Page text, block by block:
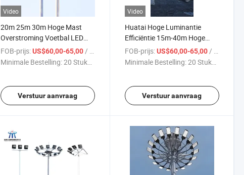
Video
20m 25m 30m Hoge Mast
Overstroming Voetbal LED
Stadion Verlichting Polen
FOB-prijs: US$60,00-65,00 / Stuk
Minimale Bestelling:20 Stukken
Verstuur aanvraag
Video
Huatai Hoge Luminantie
Efficiëntie 15m-40m Hoge
Mast Polen Licht met
Floodlight
FOB-prijs: US$60,00-65,00 / Stuk
Minimale Bestelling:20 Stukken
Verstuur aanvraag